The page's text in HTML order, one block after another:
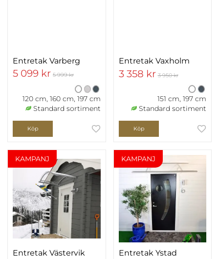
Entretak Varberg
5 099 kr 5 999 kr
120 cm, 160 cm, 197 cm
Standard sortiment
Köp
Entretak Vaxholm
3 358 kr 3 950 kr
151 cm, 197 cm
Standard sortiment
Köp
KAMPANJ
Entretak Västervik
KAMPANJ
Entretak Ystad